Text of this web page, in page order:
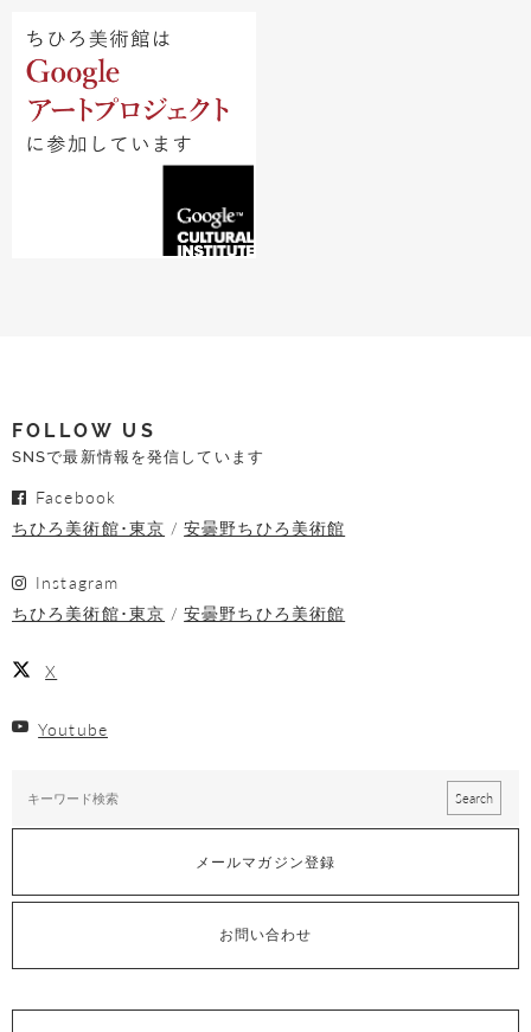
FOLLOW US
SNSで最新情報を発信しています
Facebook
ちひろ美術館･東京
安曇野ちひろ美術館
Instagram
ちひろ美術館･東京
安曇野ちひろ美術館
X
Youtube
メールマガジン登録
お問い合わせ